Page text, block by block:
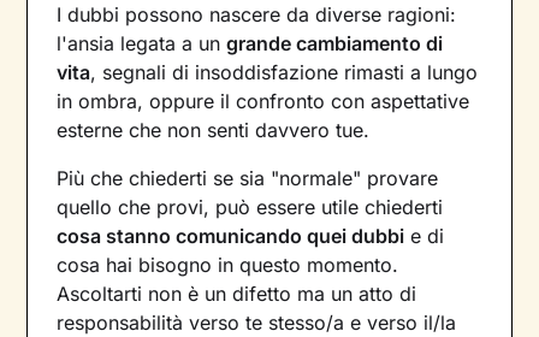
I dubbi possono nascere da diverse ragioni:
l'ansia legata a ungrande cambiamento di
vita, segnali di insoddisfazione rimasti a lungo
in ombra, oppure il confronto con aspettative
esterne che non senti davvero tue.
Più che chiederti se sia "normale" provare
quello che provi, può essere utile chiederti
cosa stanno comunicando quei dubbi e di
cosa hai bisogno in questo momento.
Ascoltarti non è un difetto ma un atto di
responsabilità verso te stesso/a e verso il/la